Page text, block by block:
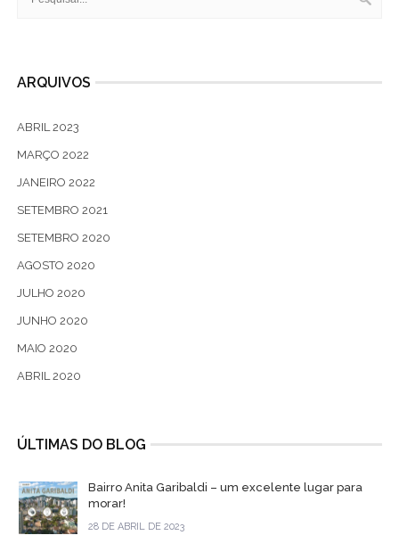
ARQUIVOS
ABRIL 2023
MARÇO 2022
JANEIRO 2022
SETEMBRO 2021
SETEMBRO 2020
AGOSTO 2020
JULHO 2020
JUNHO 2020
MAIO 2020
ABRIL 2020
ÚLTIMAS DO BLOG
Bairro Anita Garibaldi – um excelente lugar para
morar!
28 DE ABRIL DE 2023